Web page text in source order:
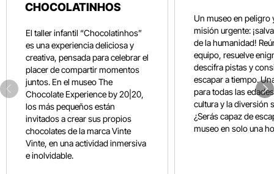
CHOCOLATINHOS
El taller infantil “Chocolatinhos”
es una experiencia deliciosa y
creativa, pensada para celebrar el
placer de compartir momentos
juntos. En el museo The
Chocolate Experience by 20|20,
los más pequeños están
invitados a crear sus propios
chocolates de la marca Vinte
Vinte, en una actividad inmersiva
e inolvidable.
Un museo en peligro
misión urgente:
de la humanidad!
equipo, resuelve
descifra pistas y
escapar a tiempo.
para todas las
cultura y la diversión
¿Serás capaz de
museo en solo una